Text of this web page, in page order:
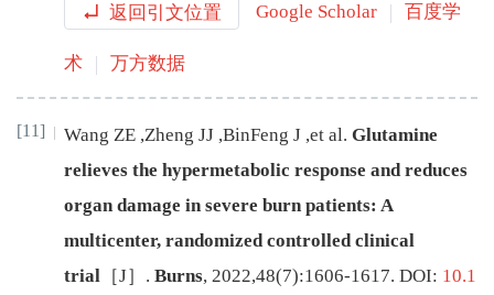
返回引文位置 Google Scholar 百度学
术 万方数据
[11] Wang ZE ,Zheng JJ ,BinFeng J ,et al. Glutamine
relieves the hypermetabolic response and reduces
organ damage in severe burn patients: A
multicenter, randomized controlled clinical
trial ［J］. Burns, 2022,48(7):1606-1617. DOI: 10.1